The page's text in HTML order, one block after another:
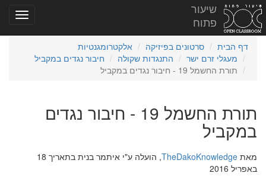
שיעור
פתוח
דף הבית סרטונים בפיזיקה
אלקטרומגנטיות
מעגלי זרם ישר
התנגדות שקולה
חיבור נגדים במקביל
תורת החשמל 19 - חיבור נגדים במקביל
תורת החשמל 19 - חיבור נגדים
במקביל
מאת TheDakoKnowledge
, הועלה ע"י איתמר בנית בתאריך 18
באפריל 2016